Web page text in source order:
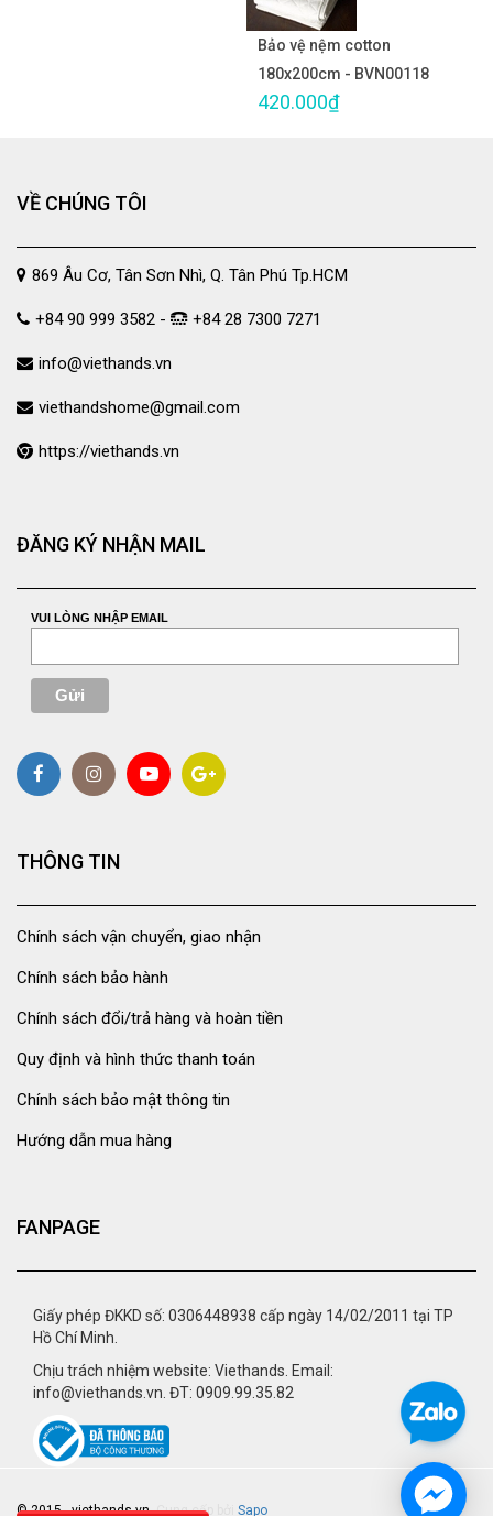
Bảo vệ nệm cotton
180x200cm - BVN00118
420.000₫
VỀ CHÚNG TÔI
869 Âu Cơ, Tân Sơn Nhì, Q. Tân Phú Tp.HCM
+84 90 999 3582 - +84 28 7300 7271
info@viethands.vn
viethandshome@gmail.com
https://viethands.vn
ĐĂNG KÝ NHẬN MAIL
VUI LÒNG NHẬP EMAIL
THÔNG TIN
Chính sách vận chuyển, giao nhận
Chính sách bảo hành
Chính sách đổi/trả hàng và hoàn tiền
Quy định và hình thức thanh toán
Chính sách bảo mật thông tin
Hướng dẫn mua hàng
FANPAGE
Giấy phép ĐKKD số: 0306448938 cấp ngày 14/02/2011 tại TP
Hồ Chí Minh.
Chịu trách nhiệm website: Viethands. Email:
info@viethands.vn. ĐT: 0909.99.35.82
© 2015 - viethands.vn.Cung cấp bởi Sapo